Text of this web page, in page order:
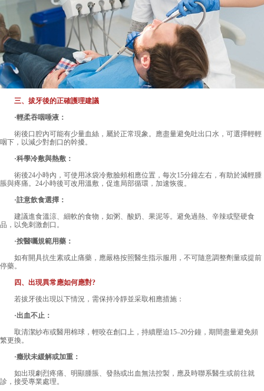
三、拔牙後的正確護理建議
·輕柔吞咽唾液：
術後口腔內可能有少量血絲，屬於正常現象。應盡量避免吐出口水，可選擇輕輕
咽下，以減少對創口的幹擾。
·科學冷敷與熱敷：
術後24小時內，可使用冰袋冷敷臉頰相應位置，每次15分鐘左右，有助於減輕腫
脹與疼痛。24小時後可改用溫敷，促進局部循環，加速恢復。
·註意飲食選擇：
建議進食溫涼、細軟的食物，如粥、酸奶、果泥等。避免過熱、辛辣或堅硬食
品，以免刺激創口。
·按醫囑規範用藥：
如有開具抗生素或止痛藥，應嚴格按照醫生指示服用，不可隨意調整劑量或提前
停藥。
四、出現異常應如何應對?
若拔牙後出現以下情況，需保持冷靜並采取相應措施：
·出血不止：
取清潔紗布或醫用棉球，輕咬在創口上，持續壓迫15–20分鐘，期間盡量避免頻
繁更換。
·癥狀未緩解或加重：
如出現劇烈疼痛、明顯腫脹、發熱或出血無法控製，應及時聯系醫生或前往就
診，接受專業處理。